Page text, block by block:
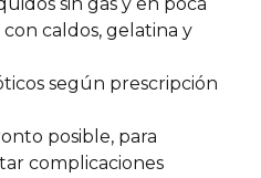
sin gas y en poca
caldos, gelatina y
según prescripción
posible, para
complicaciones